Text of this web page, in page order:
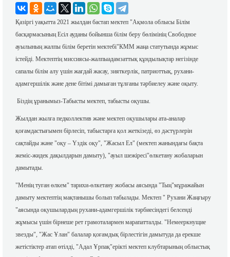
Қазіргі уақытта 2021 жылдан бастап мектеп "Ақмола облысы Білім
басқармасының Есіл ауданы бойынша білім беру бөлімінің Свободное
ауылының жалпы білім беретін мектебі"КММ жаңа статутында жұмыс
істейді. Мектептің миссиясы-жалпыадамзаттық құндылықтар негізінде
сапалы білім алу үшін жағдай жасау, зияткерлік, патриоттық, рухани-
адамгершілік және дене бітімі дамыған тұлғаны тәрбиелеу және оқыту.
Біздің ұранымыз-Табысты мектеп, табысты оқушы.
Жылдан жылға педколлектив және мектеп оқушылары ата-аналар
қоғамдастығымен бірлесіп, табыстарға қол жеткізеді, өз дәстүрлерін
сақтайды және "оқу – Үздік оқу", "Жасыл Ел" (мектеп жанындағы бақта
жеміс-жидек дақылдарын дамыту), "ауыл шежіресі"өлкетану жобаларын
дамытады.
"Менің туған өлкем" тарихи-өлкетану жобасы аясында "Тың"мұражайын
дамыту мектептің мақтанышы болып табылады. Мектеп " Рухани Жаңғыру
"аясында оқушылардың рухани-адамгершілік тәрбиесіндегі белсенді
жұмысы үшін бірнеше рет грамоталармен марапатталды. "Немееркнущие
звезды", "Жас Ұлан" балалар қоғамдық бірлестігін дамытуда да ерекше
жетістіктер атап өтілді, "Адал Ұрпақ"ерікті мектеп клубтарының облыстық